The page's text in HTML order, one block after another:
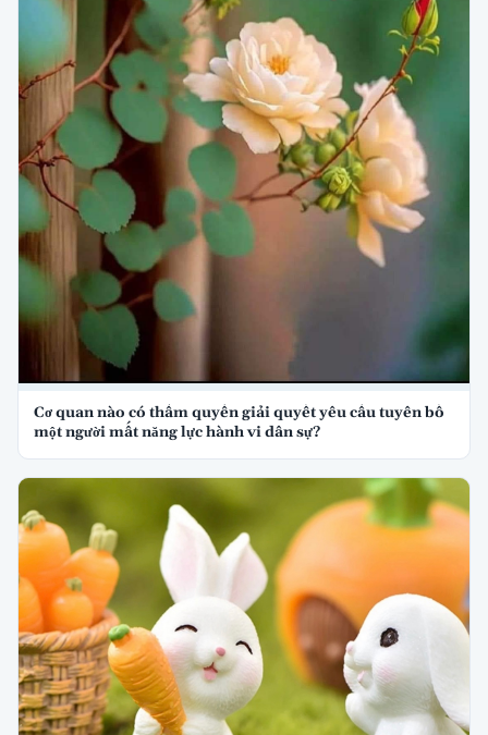
Cơ quan nào có thẩm quyền giải quyết yêu cầu tuyên bố
một người mất năng lực hành vi dân sự?